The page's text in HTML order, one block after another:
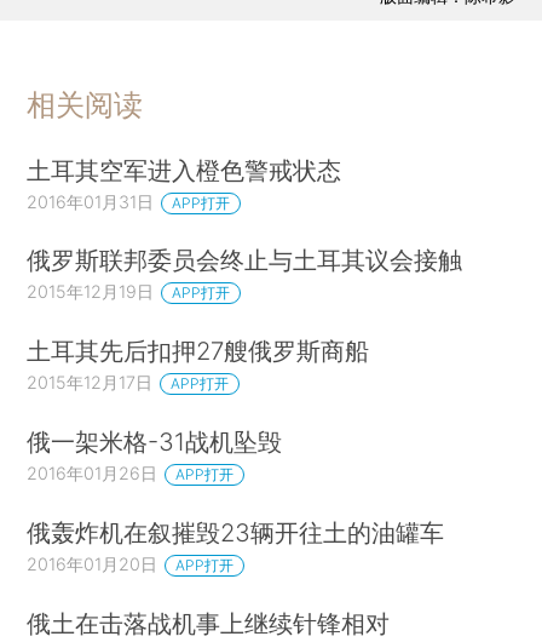
相关阅读
土耳其空军进入橙色警戒状态
2016年01月31日 APP打开
俄罗斯联邦委员会终止与土耳其议会接触
2015年12月19日 APP打开
土耳其先后扣押27艘俄罗斯商船
2015年12月17日 APP打开
俄一架米格-31战机坠毁
2016年01月26日 APP打开
俄轰炸机在叙摧毁23辆开往土的油罐车
2016年01月20日 APP打开
俄土在击落战机事上继续针锋相对